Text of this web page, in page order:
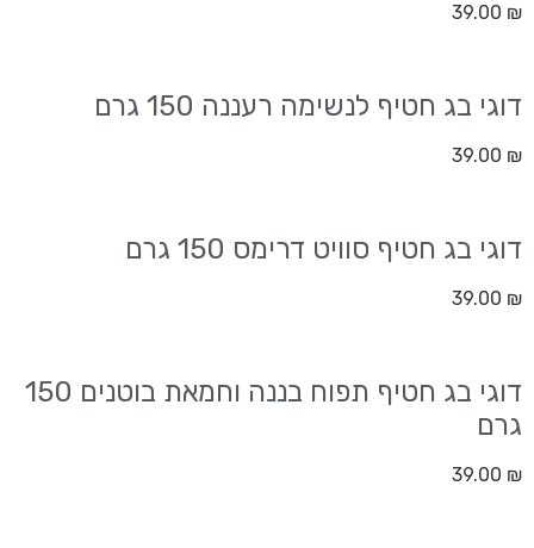
39.00 ₪
דוגי בג חטיף לנשימה רעננה 150 גרם
39.00 ₪
דוגי בג חטיף סוויט דרימס 150 גרם
39.00 ₪
דוגי בג חטיף תפוח בננה וחמאת בוטנים 150
גרם
39.00 ₪